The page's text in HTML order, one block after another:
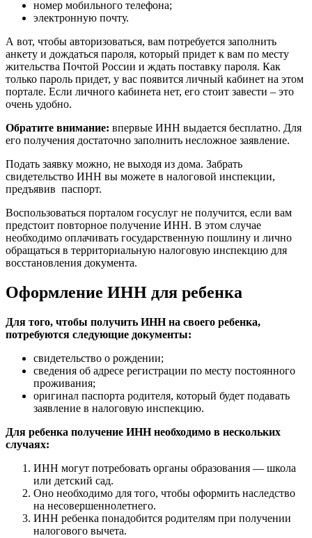
номер мобильного телефона;
электронную почту.
А вот, чтобы авторизоваться, вам потребуется заполнить
анкету и дождаться пароля, который придет к вам по месту
жительства Почтой России и ждать поставку пароля. Как
только пароль придет, у вас появится личный кабинет на этом
портале. Если личного кабинета нет, его стоит завести – это
очень удобно.
Обратите внимание: впервые ИНН выдается бесплатно. Для
его получения достаточно заполнить несложное заявление.
Подать заявку можно, не выходя из дома. Забрать
свидетельство ИНН вы можете в налоговой инспекции,
предъявив паспорт.
Воспользоваться порталом госуслуг не получится, если вам
предстоит повторное получение ИНН. В этом случае
необходимо оплачивать государственную пошлину и лично
обращаться в территориальную налоговую инспекцию для
восстановления документа.
Оформление ИНН для ребенка
Для того, чтобы получить ИНН на своего ребенка,
потребуются следующие документы:
свидетельство о рождении;
сведения об адресе регистрации по месту постоянного
проживания;
оригинал паспорта родителя, который будет подавать
заявление в налоговую инспекцию.
Для ребенка получение ИНН необходимо в нескольких
случаях:
ИНН могут потребовать органы образования — школа
или детский сад.
Оно необходимо для того, чтобы оформить наследство
на несовершеннолетнего.
ИНН ребенка понадобится родителям при получении
налогового вычета.